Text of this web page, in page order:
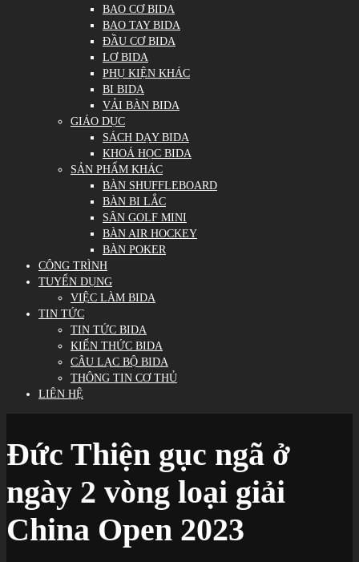
BAO CƠ BIDA
BAO TAY BIDA
ĐẦU CƠ BIDA
LƠ BIDA
PHỤ KIỆN KHÁC
BI BIDA
VẢI BÀN BIDA
GIÁO DỤC
SÁCH DẠY BIDA
KHOÁ HỌC BIDA
SẢN PHẨM KHÁC
BÀN SHUFFLEBOARD
BÀN BI LẮC
SÂN GOLF MINI
BÀN AIR HOCKEY
BÀN POKER
CÔNG TRÌNH
TUYỂN DỤNG
VIỆC LÀM BIDA
TIN TỨC
TIN TỨC BIDA
KIẾN THỨC BIDA
CÂU LẠC BỘ BIDA
THÔNG TIN CƠ THỦ
LIÊN HỆ
Đức Thiện gục ngã ở
ngày 2 vòng loại giải
China Open 2023